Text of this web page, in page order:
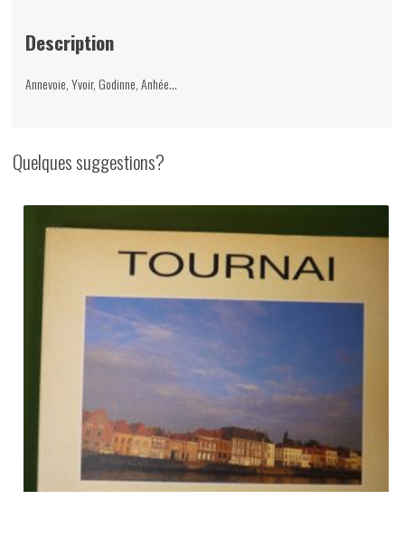
Description
Annevoie, Yvoir, Godinne, Anhée…
Quelques suggestions?